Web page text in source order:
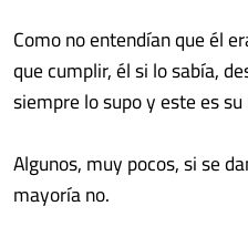
Como no entendían que él
que cumplir, él si lo sabía,
siempre lo supo y este es
Algunos, muy pocos, si se
mayoría no.